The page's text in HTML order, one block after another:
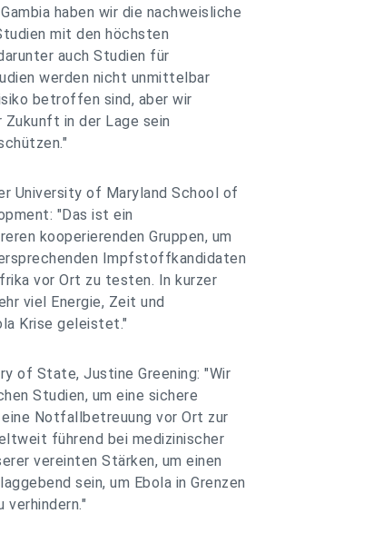
haben wir die nachweisliche
mit den höchsten
auch Studien für
werden nicht unmittelbar
betroffen sind, aber wir
in der Lage sein
University of Maryland School of
"Das ist ein
kooperierenden Gruppen, um
Impfstoffkandidaten
vor Ort zu testen. In kurzer
viel Energie, Zeit und
Krise geleistet."
of State, Justine Greening: "Wir
Studien, um eine sichere
Notfallbetreuung vor Ort zur
führend bei medizinischer
vereinten Stärken, um einen
sein, um Ebola in Grenzen
verhindern."